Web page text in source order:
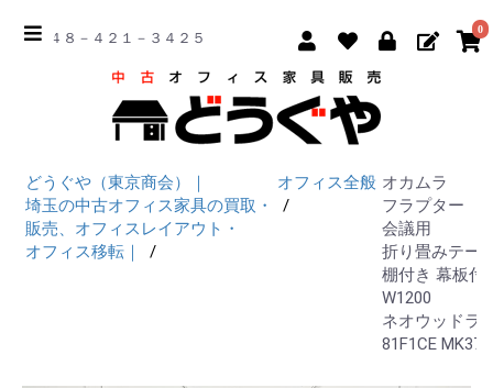
☎ ０４８－４２１－３４２５
0
どうぐや（東京商会）｜
埼玉の中古オフィス家具の買取・
販売、オフィスレイアウト・
オフィス移転｜
オフィス全般 オカムラ
フラプター
会議用
折り畳みテー
棚付き 幕板付
W1200
ネオウッドラ
81F1CE MK37